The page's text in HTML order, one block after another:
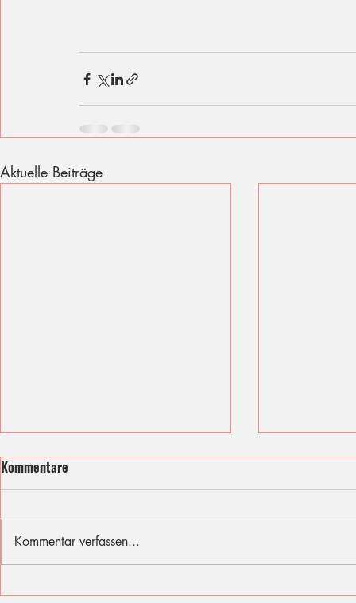
Aktuelle Beiträge
Ich fühle mit den Opfern des
Sommer,
Kommentare
Kommentar verfassen...